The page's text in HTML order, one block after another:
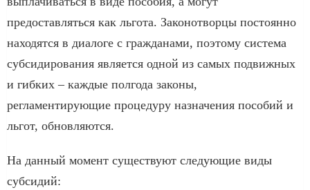
предоставляться как льгота. Законотворцы постоянно
находятся в диалоге с гражданами, поэтому система
субсидирования является одной из самых подвижных
и гибких – каждые полгода законы,
регламентирующие процедуру назначения пособий и
льгот, обновляются.
На данный момент существуют следующие виды
субсидий: